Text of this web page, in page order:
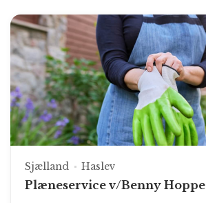
Sjælland Haslev
Plæneservice v/Benny Hoppe